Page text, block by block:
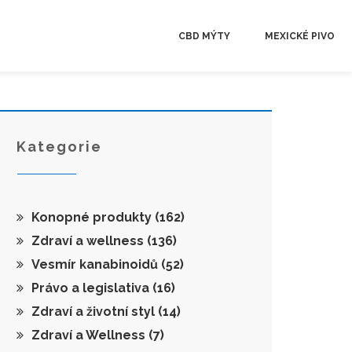
CBD MÝTY MEXICKÉ PIVO
Kategorie
Konopné produkty (162)
Zdraví a wellness (136)
Vesmír kanabinoidů (52)
Právo a legislativa (16)
Zdraví a životní styl (14)
Zdraví a Wellness (7)